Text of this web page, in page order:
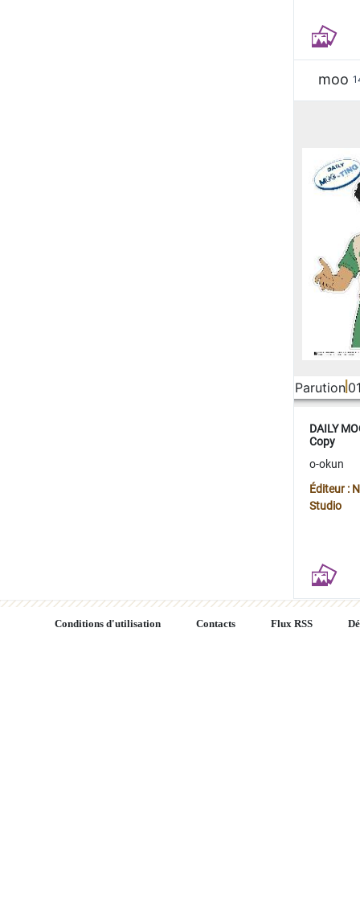
moo
Parution
DAILY
Copy
o-okun
Éditeur :
Studio
Conditions d'utilisation Contacts Flux RSS